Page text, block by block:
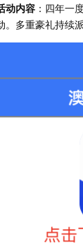
动内容 ：四年一
。多重豪礼持续